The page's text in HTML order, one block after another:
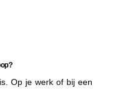
Op je werk of bij een